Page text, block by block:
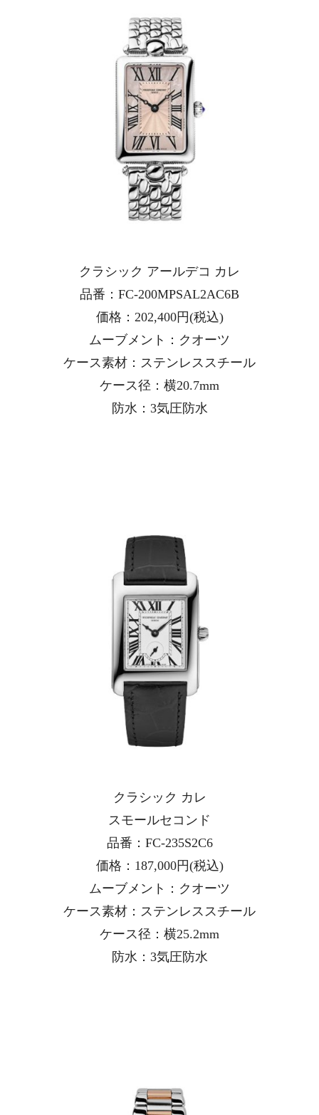
クラシック アールデコ カレ
品番：FC-200MPSAL2AC6B
価格：202,400円(税込)
ムーブメント：クオーツ
ケース素材：ステンレススチール
ケース径：横20.7mm
防水：3気圧防水
クラシック カレ
スモールセコンド
品番：FC-235S2C6
価格：187,000円(税込)
ムーブメント：クオーツ
ケース素材：ステンレススチール
ケース径：横25.2mm
防水：3気圧防水